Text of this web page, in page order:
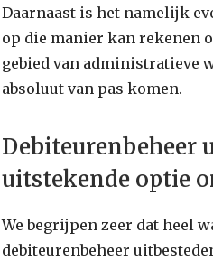
Daarnaast is het namelijk
op die manier kan rekenen
gebied van administratieve
absoluut van pas komen.
Debiteurenbeheer
uitstekende optie
We begrijpen zeer dat heel
debiteurenbeheer